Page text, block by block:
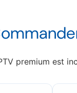
premium est